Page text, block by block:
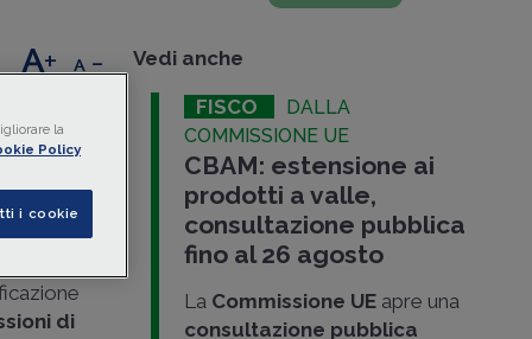
di
+ - Vedi anche
FISCO
DALLA
COMMISSIONE UE
CBAM: estensione ai
prodotti a valle,
consultazione pubblica
fino al 26 agosto
LaCommissione UE apre una
consultazione pubblica
la
Policy
i cookie